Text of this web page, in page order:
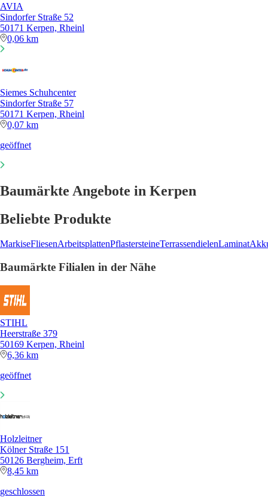
AVIA
Sindorfer Straße 52
50171 Kerpen, Rheinl
0,06 km
Siemes Schuhcenter
Sindorfer Straße 57
50171 Kerpen, Rheinl
0,07 km
geöffnet
Baumärkte Angebote in Kerpen
Beliebte Produkte
MarkiseFliesenArbeitsplattenPflastersteineTerrassendielenLaminat
Baumärkte Filialen in der Nähe
STIHL
Heerstraße 379
50169 Kerpen, Rheinl
6,36 km
geöffnet
Holzleitner
Kölner Straße 151
50126 Bergheim, Erft
8,45 km
geschlossen